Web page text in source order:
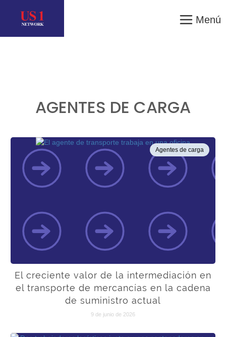
Menú
AGENTES DE CARGA
Agentes de carga
El creciente valor de la intermediación en
el transporte de mercancías en la cadena
de suministro actual
9 de junio de 2026